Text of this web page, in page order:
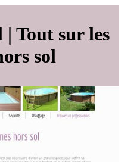
| Tout sur les
sol